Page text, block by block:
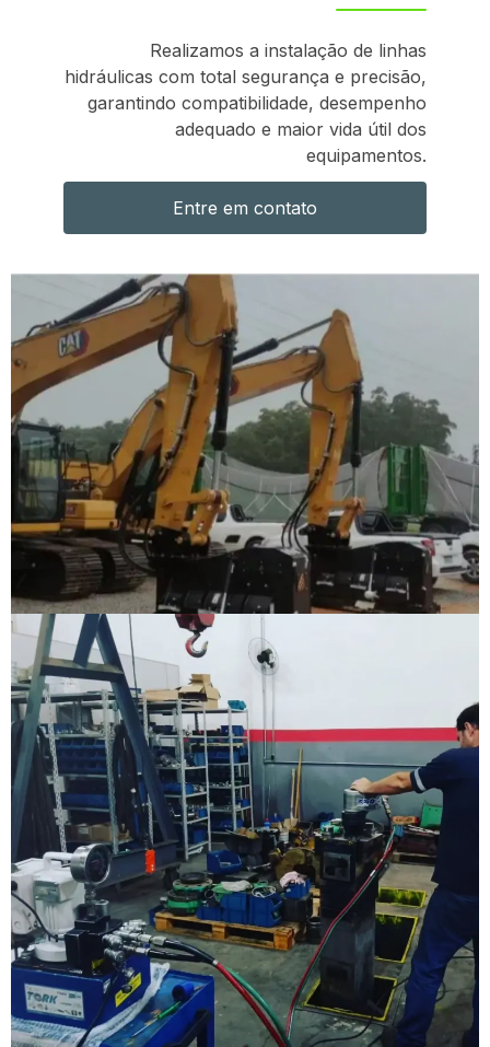
Realizamos a instalação de linhas
hidráulicas com total segurança e precisão,
garantindo compatibilidade, desempenho
adequado e maior vida útil dos
equipamentos.
Entre em contato